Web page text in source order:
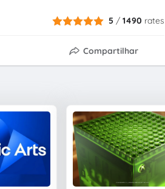
5 /1490 rates
Compartilhar